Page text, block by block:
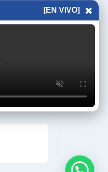
[EN VIVO] ×